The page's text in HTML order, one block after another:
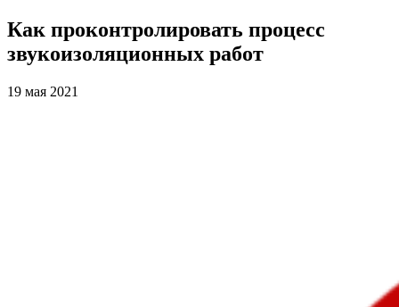
Как проконтролировать процесс
звукоизоляционных работ
19 мая 2021